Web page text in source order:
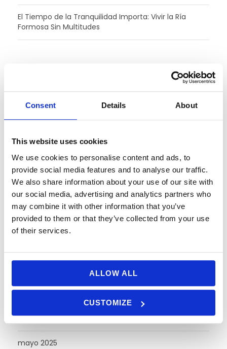
Consent Details About
This website uses cookies
We use cookies to personalise content and ads, to
provide social media features and to analyse our traffic.
We also share information about your use of our site with
our social media, advertising and analytics partners who
may combine it with other information that you’ve
provided to them or that they’ve collected from your use
of their services.
ALLOW ALL
CUSTOMIZE
El Tiempo de la Tranquilidad Importa: Vivir la Ría
Formosa Sin Multitudes
junio 2026
marzo 2026
enero 2026
diciembre 2025
noviembre 2025
octubre 2025
julio 2025
junio 2025
mayo 2025